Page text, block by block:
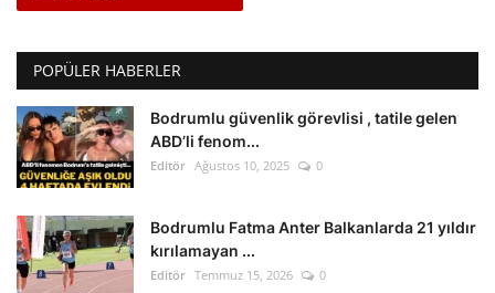
POPÜLER HABERLER
Bodrumlu güvenlik görevlisi , tatile gelen
ABD’li fenom...
Editör Ağustos 10, 2025 0
Bodrumlu Fatma Anter Balkanlarda 21 yıldır
kırılamayan ...
Editör Temmuz 15, 2026 0